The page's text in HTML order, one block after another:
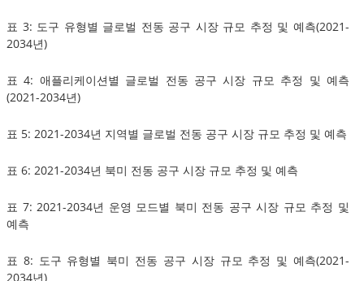
표 3: 도구 유형별 글로벌 전동 공구 시장 규모 추정 및 예측(2021-
2034년)
표 4: 애플리케이션별 글로벌 전동 공구 시장 규모 추정 및 예측
(2021-2034년)
표 5: 2021-2034년 지역별 글로벌 전동 공구 시장 규모 추정 및 예측
표 6: 2021-2034년 북미 전동 공구 시장 규모 추정 및 예측
표 7: 2021-2034년 운영 모드별 북미 전동 공구 시장 규모 추정 및
예측
표 8: 도구 유형별 북미 전동 공구 시장 규모 추정 및 예측(2021-
2034년)